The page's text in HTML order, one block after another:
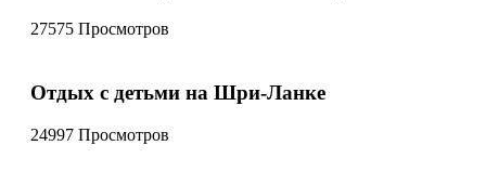
27575 Просмотров
Отдых с детьми на Шри-Ланке
24997 Просмотров